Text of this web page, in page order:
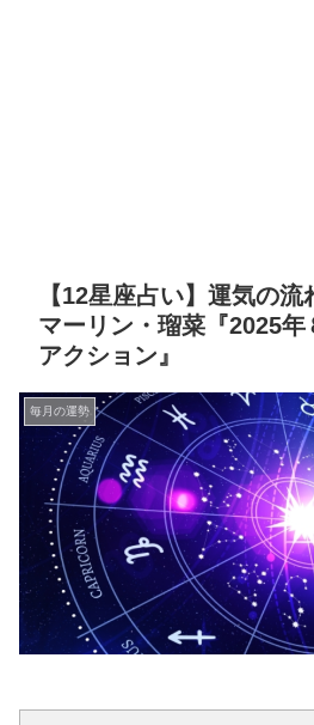
【12星座占い】運気の流
マーリン・瑠菜『2025
アクション』
毎月の運勢